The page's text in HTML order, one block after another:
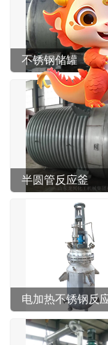
不锈钢储罐
半圆管反应釜
电加热不锈钢反